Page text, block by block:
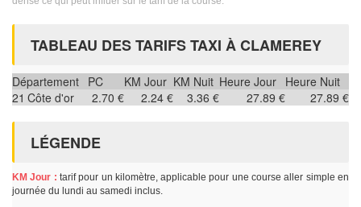
TABLEAU DES TARIFS TAXI À CLAMEREY
Département PC KM Jour KM Nuit Heure Jour Heure Nuit
21 Côte d'or 2.70 € 2.24 € 3.36 € 27.89 € 27.89 €
LÉGENDE
KM Jour : tarif pour un kilomètre, applicable pour une course aller simple en
journée du lundi au samedi inclus.